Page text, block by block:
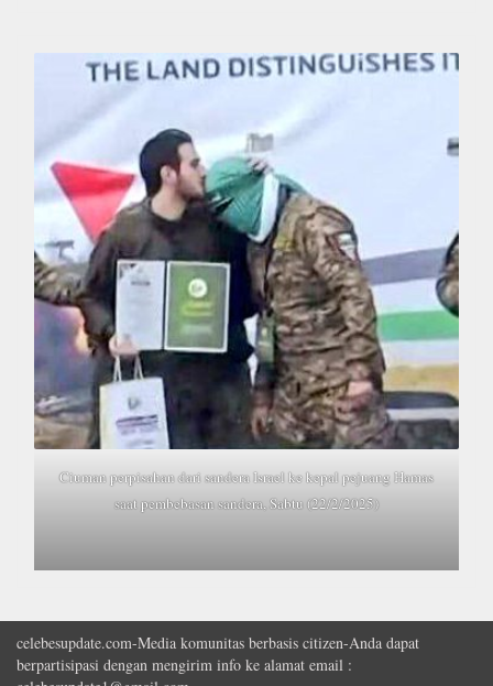
Ciuman perpisahan dari sandera Israel ke kepal pejuang Hamas
saat pembebasan sandera, Sabtu (22/2/2025)
celebesupdate.com-Media komunitas berbasis citizen-Anda dapat
berpartisipasi dengan mengirim info ke alamat email :